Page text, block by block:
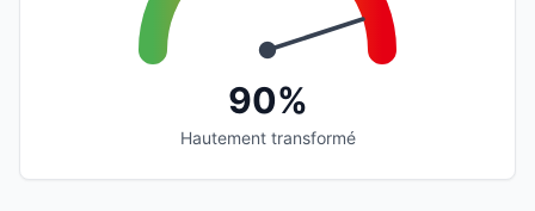
90%
Hautement transformé